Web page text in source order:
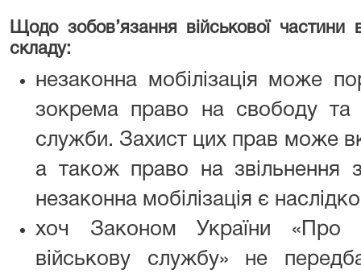
Щодо зобов’язання військової частини
складу:
незаконна мобілізація може
зокрема право на свободу
служби. Захист цих прав може
а також право на звільнення
незаконна мобілізація є
хоч Законом України «Про
військову службу» не